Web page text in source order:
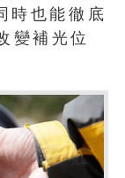
時也能徹底
變補光位